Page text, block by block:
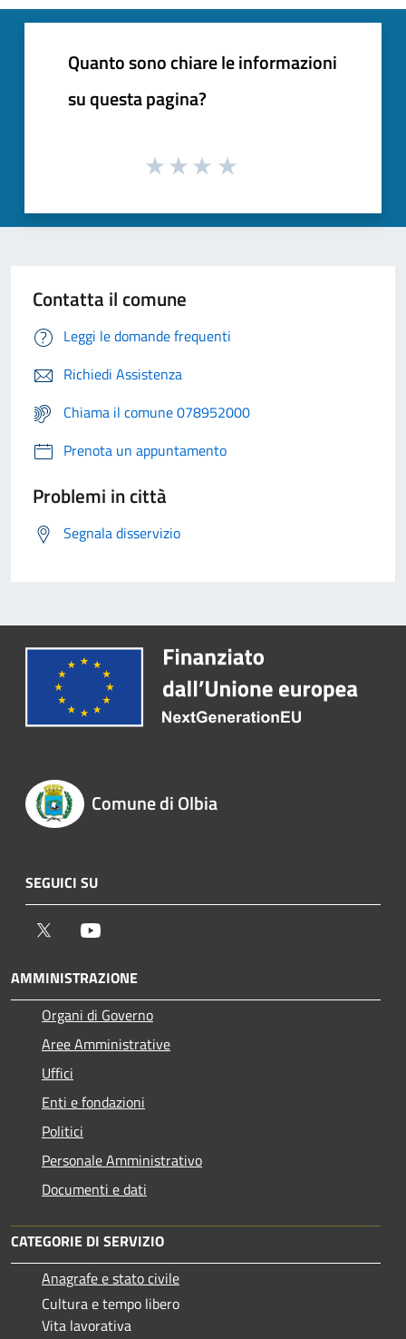
Quanto sono chiare le informazioni
su questa pagina?
Contatta il comune
Leggi le domande frequenti
Richiedi Assistenza
Chiama il comune 078952000
Prenota un appuntamento
Problemi in città
Segnala disservizio
Comune di Olbia
SEGUICI SU
Twitter
AMMINISTRAZIONE
Organi di Governo
Aree Amministrative
Uffici
Enti e fondazioni
Politici
Personale Amministrativo
Documenti e dati
CATEGORIE DI SERVIZIO
Anagrafe e stato civile
Cultura e tempo libero
Vita lavorativa